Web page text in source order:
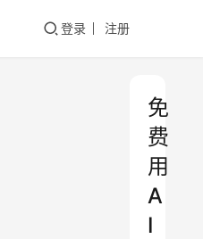
登录 注册
免
费
用
A
I